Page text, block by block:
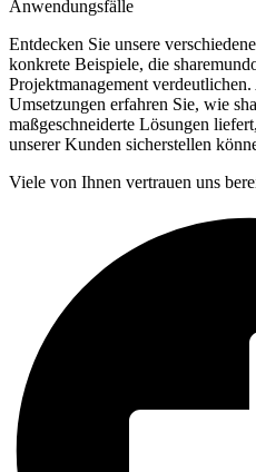
Anwendungsfälle
Entdecken Sie unsere
konkrete Beispiele, die
Projektmanagement
Umsetzungen erfahren Sie, wie
maßgeschneiderte Lösungen
unserer Kunden sicherstellen
Viele von Ihnen vertrauen uns